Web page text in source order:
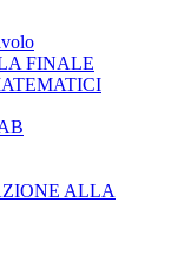
FINALE
ALLA